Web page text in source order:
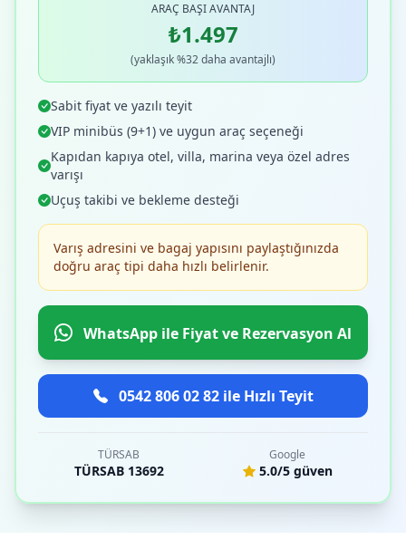
ARAÇ BAŞI AVANTAJ
₺1.497
(yaklaşık %32 daha avantajlı)
Sabit fiyat ve yazılı teyit
VIP minibüs (9+1) ve uygun araç seçeneği
Kapıdan kapıya otel, villa, marina veya özel adres
varışı
Uçuş takibi ve bekleme desteği
Varış adresini ve bagaj yapısını paylaştığınızda
doğru araç tipi daha hızlı belirlenir.
WhatsApp ile Fiyat ve Rezervasyon Al
0542 806 02 82 ile Hızlı Teyit
TÜRSAB
TÜRSAB 13692
Google
5.0/5 güven